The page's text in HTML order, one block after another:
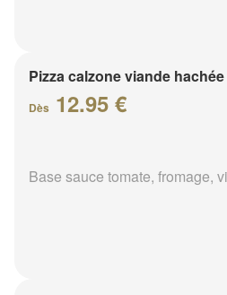
Pizza calzone viande hachée
Dès 12.95 €
Base sauce tomate, fromage,